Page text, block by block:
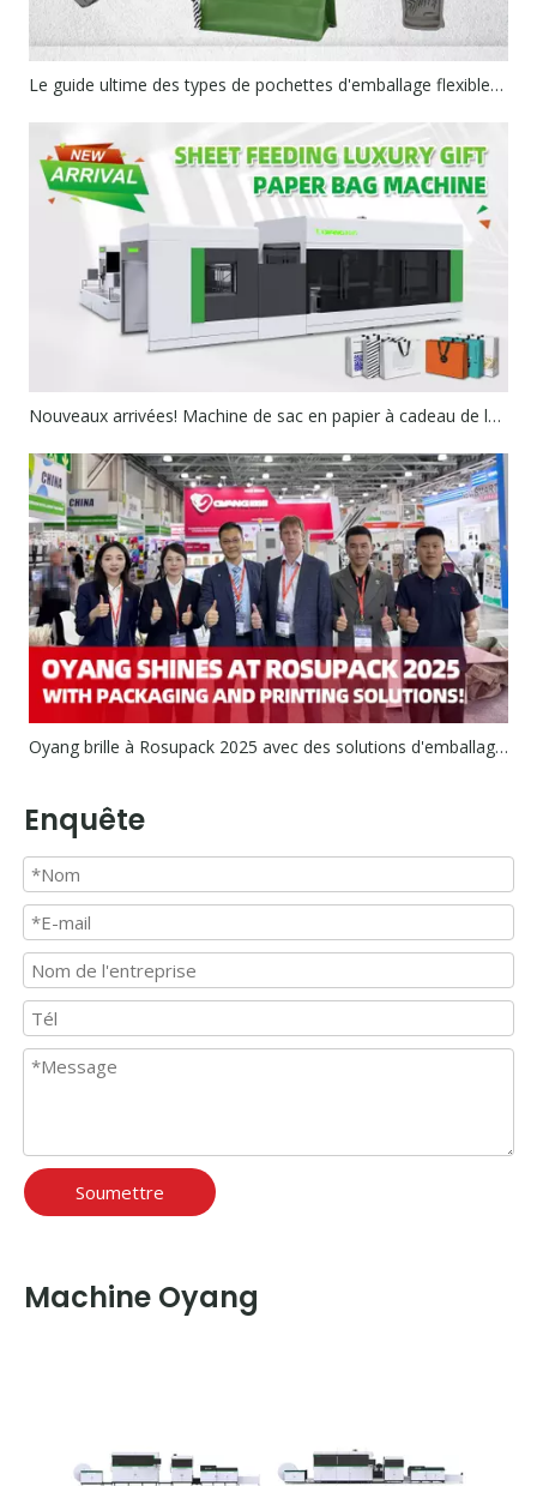
Le guide ultime des types de pochettes d'emballage flexibles: l'emballage intelligent commence par la bonne structure
Nouveaux arrivées! Machine de sac en papier à cadeau de luxe de luxe sans ligne de plis dans le corps du sac en papier
Oyang brille à Rosupack 2025 avec des solutions d'emballage et d'impression!
Enquête
Soumettre
Machine Oyang